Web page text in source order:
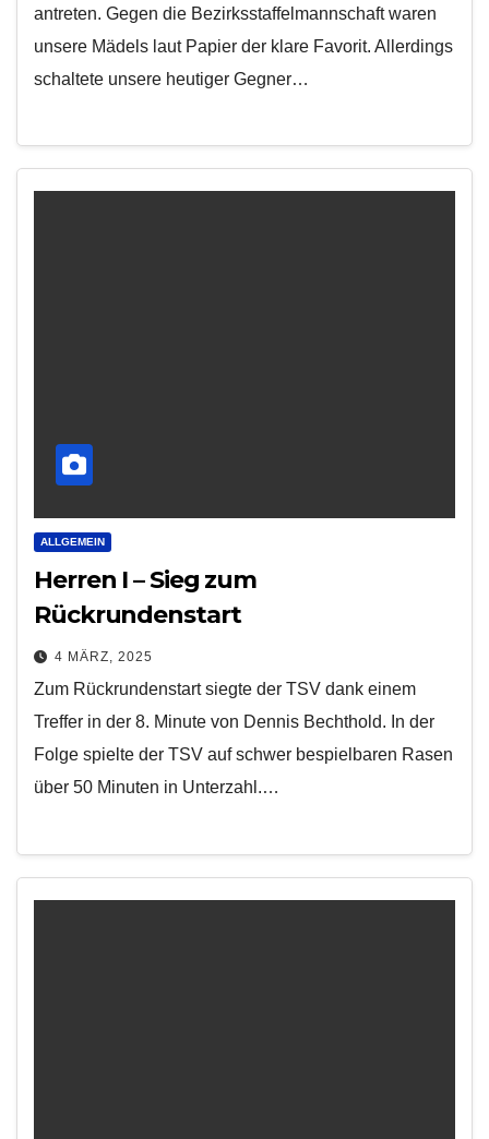
antreten. Gegen die Bezirksstaffelmannschaft waren
unsere Mädels laut Papier der klare Favorit. Allerdings
schaltete unsere heutiger Gegner…
ALLGEMEIN
Herren I – Sieg zum
Rückrundenstart
4 MÄRZ, 2025
Zum Rückrundenstart siegte der TSV dank einem
Treffer in der 8. Minute von Dennis Bechthold. In der
Folge spielte der TSV auf schwer bespielbaren Rasen
über 50 Minuten in Unterzahl.…